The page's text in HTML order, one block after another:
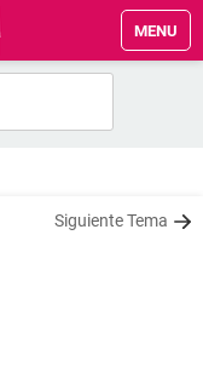
MENU
Siguiente Tema